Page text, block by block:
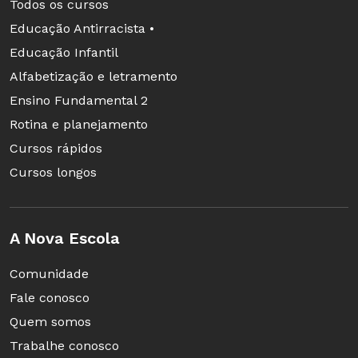
um único vértice.
Outros:todos que não são nem pirâmides nem
prismas.
Stella Demo" para apresentar/discutir outros
tipos de pirâmides, prismas e outros. O
software está disponível para download
No final da etapa, os alunos deverão ser
capazes de classificar os poliedros em
Todos os cursos
Educação Antirracista •
Educação Infantil
Alfabetização e letramento
Ensino Fundamental 2
Rotina e planejamento
Cursos rápidos
Cursos longos
A Nova Escola
Comunidade
Fale conosco
Quem somos
Trabalhe conosco